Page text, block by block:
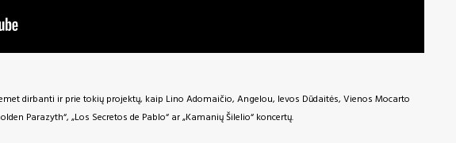
dirbanti ir prie tokių projektų, kaip Lino Adomaičio, Angelou, Ievos Dūdaitės, Vienos Mocarto
Parazyth“, „Los Secretos de Pablo“ ar „Kamanių Šilelio“ koncertų.